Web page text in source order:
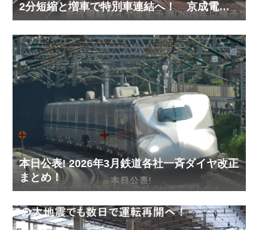
2分短縮と増車で特別車連結へ！ 京成電鉄
ダイヤ改正予測(2029年以降予定)
本日公表! 2026年3月鉄道各社一斉ダイヤ改正
まとめ！